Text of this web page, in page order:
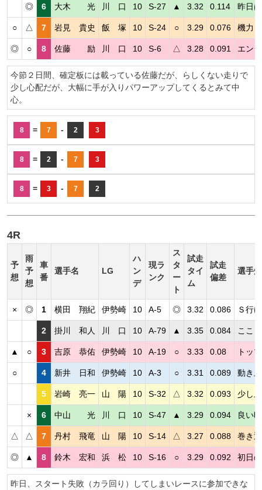
◎ 6 大木 光 川 口 10 S-27 ▲ 3.32 0.114 昨日
○ △ 7 岩見 貴史 飯 塚 10 S-24 ○ 3.29 0.076 機力
◎ ○ 8 佐藤 励 川 口 10 S-6 △ 3.28 0.091 エン
今節２日間、確定板には載っている佐藤だが、らしくない走りで
少し心配だが、大幅に手が入りパワーアップしてくるとみて中
心。
8 = 7 - 2 3
8 = 2 - 7 3
8 = 3 - 7 2
4R
予
想
雨
予
想
車
番
選手名 LG
ハ
ン
デ
現ラ
ンク
ス
タ
ー
ト
試走
タイ
ム
試走
偏差
選手
× ◎ 1 横田 翔紀 伊勢崎 10 A-5 ◎ 3.32 0.086 Ｓ行
2 掛川 和人 川 口 10 A-79 ▲ 3.35 0.084 ここ
▲ ○ 3 吉原 恭佑 伊勢崎 10 A-19 ○ 3.33 0.08 トッ
○ 4 新井 日和 伊勢崎 10 A-3 ○ 3.31 0.089 動き
5 岩崎 亮一 山 陽 10 S-32 △ 3.32 0.093 少し
× 6 中山 光 川 口 10 S-47 ▲ 3.29 0.094 良い
△ △ 7 丹村 飛竜 山 陽 10 S-14 △ 3.27 0.088 巻き
◎ ▲ 8 鈴木 宏和 浜 松 10 S-16 ○ 3.29 0.092 初日
昨日、スタート失敗（カラ回り）してしまいレースに参加できな